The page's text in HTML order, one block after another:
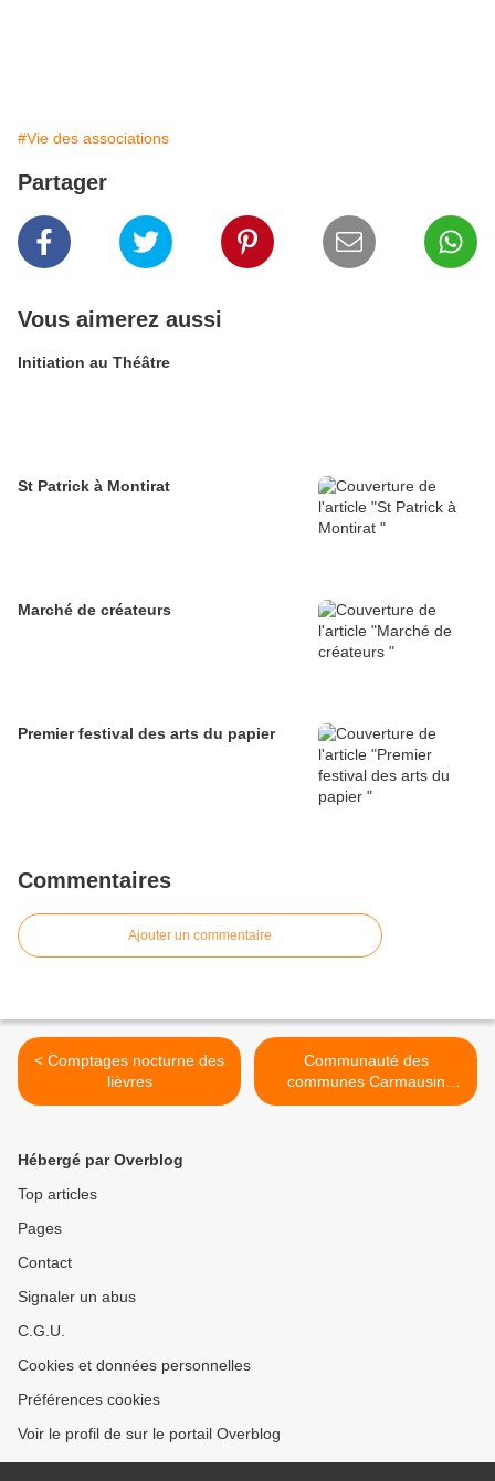
#Vie des associations
Partager
Vous aimerez aussi
Initiation au Théâtre
St Patrick à Montirat
Marché de créateurs
Premier festival des arts du papier
Commentaires
Ajouter un commentaire
< Comptages nocturne des
lièvres
Communauté des
communes Carmausin
Ségala >
Hébergé par Overblog
Top articles
Pages
Contact
Signaler un abus
C.G.U.
Cookies et données personnelles
Préférences cookies
Voir le profil de sur le portail Overblog